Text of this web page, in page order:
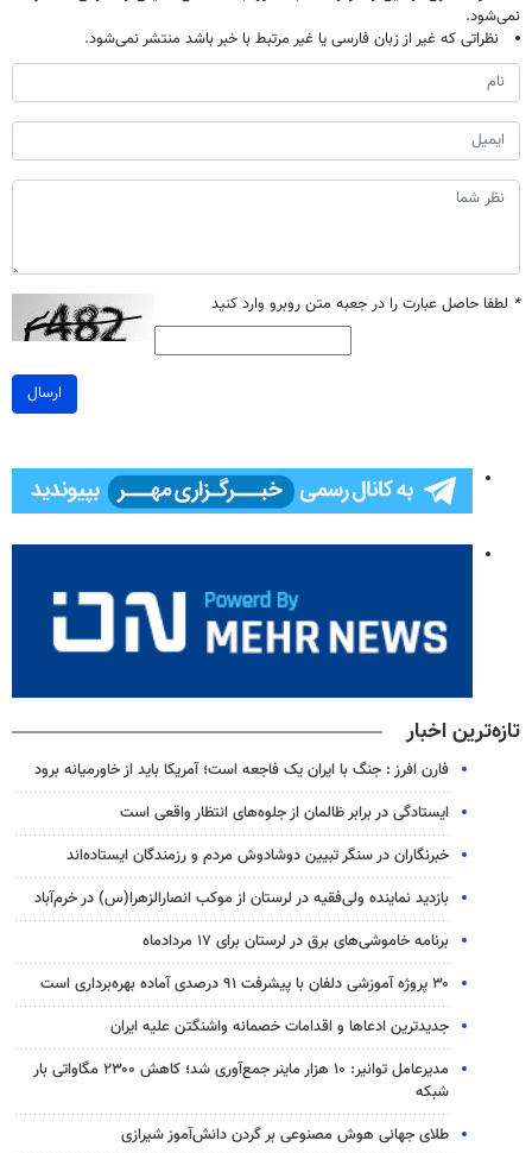
نمی‌شود.
نظراتی که غیر از زبان فارسی یا غیر مرتبط با خبر باشد منتشر نمی‌شود.
* لطفا حاصل عبارت را در جعبه متن روبرو وارد کنید
ارسال
تازه‌ترین اخبار
فارن افرز : جنگ با ایران یک فاجعه است؛ آمریکا باید از خاورمیانه برود
ایستادگی در برابر ظالمان از جلوه‌های انتظار واقعی است
خبرنگاران در سنگر تبیین دوشادوش مردم و رزمندگان ایستاده‌اند
بازدید نماینده ولی‌فقیه در لرستان از موکب انصارالزهرا(س) در خرم‌آباد
برنامه خاموشی‌های برق در لرستان برای ۱۷ مردادماه
۳۰ پروژه آموزشی دلفان با پیشرفت ۹۱ درصدی آماده بهره‌برداری است
جدیدترین ادعاها و اقدامات خصمانه واشنگتن علیه ایران
مدیرعامل توانیر: ۱۰ هزار ماینر جمع‌آوری شد؛ کاهش ۲۳۰۰ مگاواتی بار
شبکه
طلای جهانی هوش مصنوعی بر گردن دانش‌آموز شیرازی